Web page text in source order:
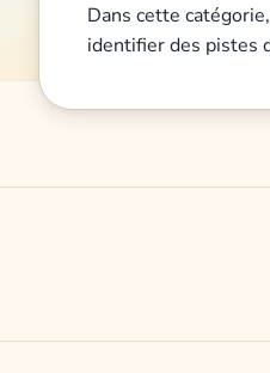
Dans cette
identifier des pistes